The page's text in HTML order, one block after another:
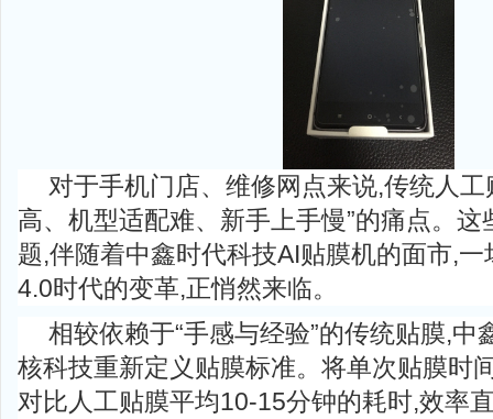
对于手机门店、维修网点来说,传统人工
高、机型适配难、新手上手慢”的痛点。
题,伴随着中鑫时代科技AI贴膜机的面市,
4.0时代的变革,正悄然来临。
相较依赖于“手感与经验”的传统贴膜,中
核科技重新定义贴膜标准。将单次贴膜时
对比人工贴膜平均10-15分钟的耗时,效率